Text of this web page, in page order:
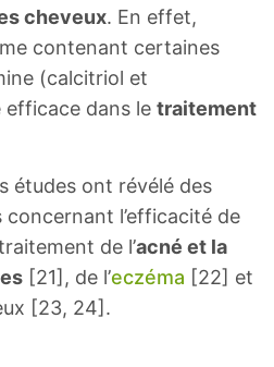
cheveux. En effet,
contenant certaines
(calcitriol et
dans le traitement
études ont révélé des
l’efficacité de
de l’acné et la
[21], de l’eczéma [22] et
[23, 24].